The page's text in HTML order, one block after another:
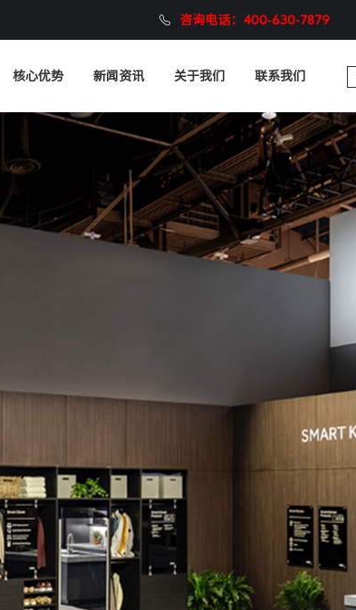
咨询电话：400-630-7879
核心优势 新闻资讯 关于我们 联系我们